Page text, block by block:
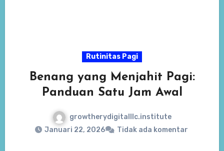
Rutinitas Pagi
Benang yang Menjahit Pagi:
Panduan Satu Jam Awal
growtherydigitalllc.institute
Januari 22, 2026
Tidak ada komentar